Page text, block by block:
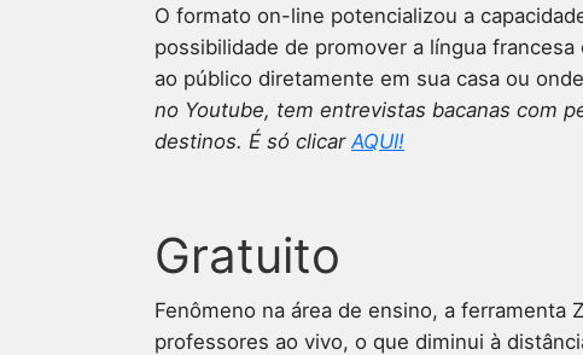
O formato on-line potencializou a
possibilidade de promover a língua
ao público diretamente em sua casa ou
no Youtube, tem entrevistas bacanas com
destinos. É só clicarAQUI!
Gratuito
Fenômeno na área de ensino, a ferramenta
professores ao vivo, o que diminui à